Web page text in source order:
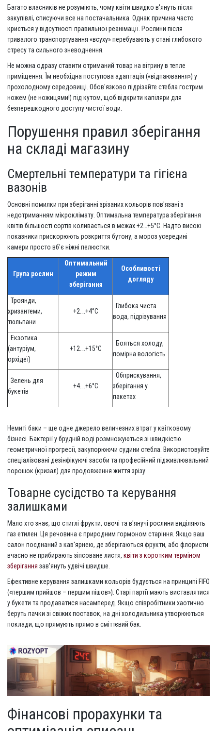
Багато власників не розуміють, чому квіти швидко в'януть після
закупівлі, списуючи все на постачальника. Однак причина часто
криється у відсутності правильної реанімації. Рослини після
тривалого транспортування «всуху» перебувають у стані глибокого
стресу та сильного зневоднення.
Не можна одразу ставити отриманий товар на вітрину в тепле
приміщення. Їм необхідна поступова адаптація («відпаювання») у
прохолодному середовищі. Обов'язково підрізайте стебла гострим
ножем (не ножицями!) під кутом, щоб відкрити капіляри для
безперешкодного доступу чистої води.
Порушення правил зберігання
на складі магазину
Смертельні температури та гігієна
вазонів
Основні помилки при зберіганні зрізаних кольорів пов'язані з
недотриманням мікроклімату. Оптимальна температура зберігання
квітів більшості сортів коливається в межах +2…+5°C. Надто високі
показники прискорюють розкриття бутону, а мороз усередині
камери просто вб'є ніжні пелюстки.
Група рослин
Оптимальний
режим
зберігання
Особливості
догляду
Троянди,
хризантеми,
тюльпани
+2….+4°C
Глибока чиста
вода, підрізування
Екзотика
(антуріум,
орхідеї)
+12….+15°C
Бояться холоду,
помірна вологість
Зелень для
букетів
+4….+6°C
Обприскування,
зберігання у
пакетах
Немиті баки – ще одне джерело величезних втрат у квітковому
бізнесі. Бактерії у брудній воді розмножуються зі швидкістю
геометричної прогресії, закупорюючи судини стебла. Використовуйте
спеціалізовані дезінфікуючі засоби та професійний підживлювальний
порошок (кризал) для продовження життя зрізу.
Товарне сусідство та керування
залишками
Мало хто знає, що стиглі фрукти, овочі та в'янучі рослини виділяють
газ етилен. Ця речовина є природним гормоном старіння. Якщо ваш
салон поєднаний з кав'ярнею, де зберігаються фрукти, або флористи
вчасно не прибирають зіпсоване листя, квіти з коротким терміном
зберігання зав'януть удвічі швидше.
Ефективне керування залишками кольорів будується на принципі FIFO
(«першим прийшов – першим пішов»). Старі партії мають виставлятися
у букети та продаватися насамперед. Якщо співробітники хаотично
беруть пачки зі свіжих поставок, на дні холодильника утворюються
поклади, що прямують прямо в сміттєвий бак.
Фінансові прорахунки та